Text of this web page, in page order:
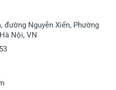
đường Nguyễn Xiển, Phường
Nội, VN